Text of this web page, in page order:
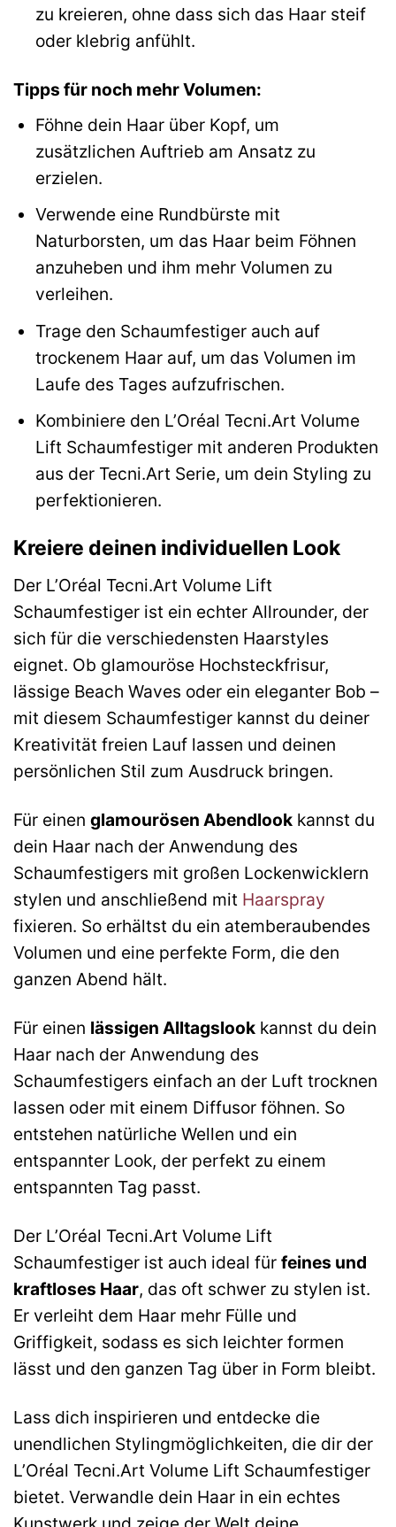
zu kreieren, ohne dass sich das Haar steif
oder klebrig anfühlt.
Tipps für noch mehr Volumen:
Föhne dein Haar über Kopf, um
zusätzlichen Auftrieb am Ansatz zu
erzielen.
Verwende eine Rundbürste mit
Naturborsten, um das Haar beim Föhnen
anzuheben und ihm mehr Volumen zu
verleihen.
Trage den Schaumfestiger auch auf
trockenem Haar auf, um das Volumen im
Laufe des Tages aufzufrischen.
Kombiniere den L’Oréal Tecni.Art Volume
Lift Schaumfestiger mit anderen Produkten
aus der Tecni.Art Serie, um dein Styling zu
perfektionieren.
Kreiere deinen individuellen Look
Der L’Oréal Tecni.Art Volume Lift
Schaumfestiger ist ein echter Allrounder, der
sich für die verschiedensten Haarstyles
eignet. Ob glamouröse Hochsteckfrisur,
lässige Beach Waves oder ein eleganter Bob –
mit diesem Schaumfestiger kannst du deiner
Kreativität freien Lauf lassen und deinen
persönlichen Stil zum Ausdruck bringen.
Für einen glamourösen Abendlook kannst du
dein Haar nach der Anwendung des
Schaumfestigers mit großen Lockenwicklern
stylen und anschließend mit Haarspray
fixieren. So erhältst du ein atemberaubendes
Volumen und eine perfekte Form, die den
ganzen Abend hält.
Für einen lässigen Alltagslook kannst du dein
Haar nach der Anwendung des
Schaumfestigers einfach an der Luft trocknen
lassen oder mit einem Diffusor föhnen. So
entstehen natürliche Wellen und ein
entspannter Look, der perfekt zu einem
entspannten Tag passt.
Der L’Oréal Tecni.Art Volume Lift
Schaumfestiger ist auch ideal für feines und
kraftloses Haar, das oft schwer zu stylen ist.
Er verleiht dem Haar mehr Fülle und
Griffigkeit, sodass es sich leichter formen
lässt und den ganzen Tag über in Form bleibt.
Lass dich inspirieren und entdecke die
unendlichen Stylingmöglichkeiten, die dir der
L’Oréal Tecni.Art Volume Lift Schaumfestiger
bietet. Verwandle dein Haar in ein echtes